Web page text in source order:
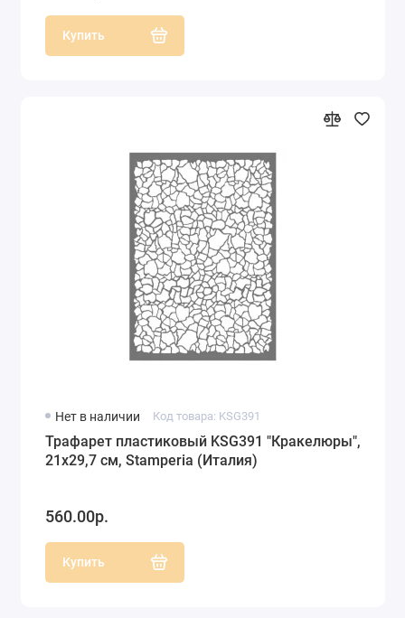
Купить
Нет в наличии Код товара: KSG391
Трафарет пластиковый KSG391 "Кракелюры",
21х29,7 см, Stamperia (Италия)
560.00р.
Купить